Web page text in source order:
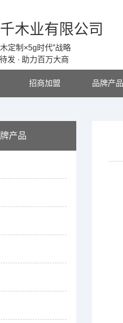
木业有限公司
定制×5g时代”战略
· 助力百万大商
招商加盟 品牌产品
产品